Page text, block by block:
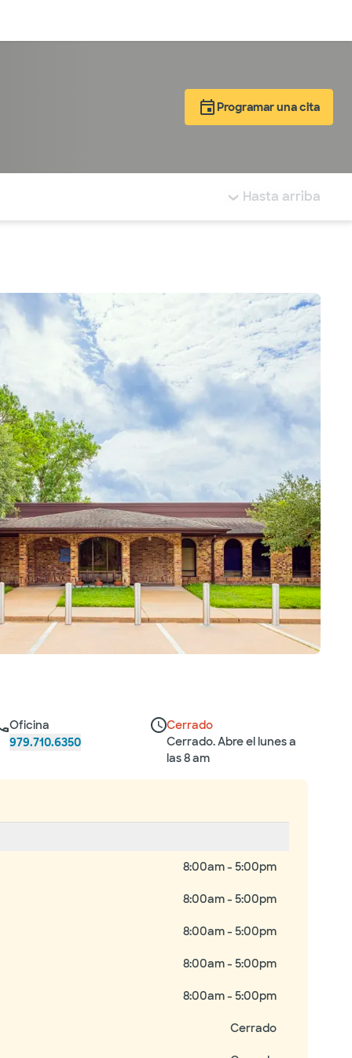
Programar una cita
Hasta arriba
Oficina
979.710.6350
Cerrado
Cerrado. Abre el lunes a
las 8 am
8:00am - 5:00pm
8:00am - 5:00pm
8:00am - 5:00pm
8:00am - 5:00pm
8:00am - 5:00pm
Cerrado